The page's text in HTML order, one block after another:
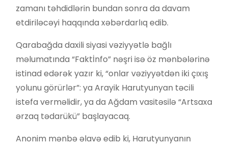
zamanı təhdidlərin bundan sonra da davam
etdiriləcəyi haqqında xəbərdarlıq edib.
Qarabağda daxili siyasi vəziyyətlə bağlı
məlumatında “Faktİnfo” nəşri isə öz mənbələrinə
istinad edərək yazır ki, “onlar vəziyyətdən iki çıxış
yolunu görürlər”: ya Arayik Harutyunyan təcili
istefa verməlidir, ya da Ağdam vasitəsilə “Artsaxa
ərzaq tədarükü” başlayacaq.
Anonim mənbə əlavə edib ki, Harutyunyanın